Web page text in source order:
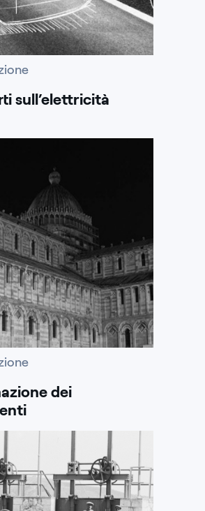
sull’elettricità
dei